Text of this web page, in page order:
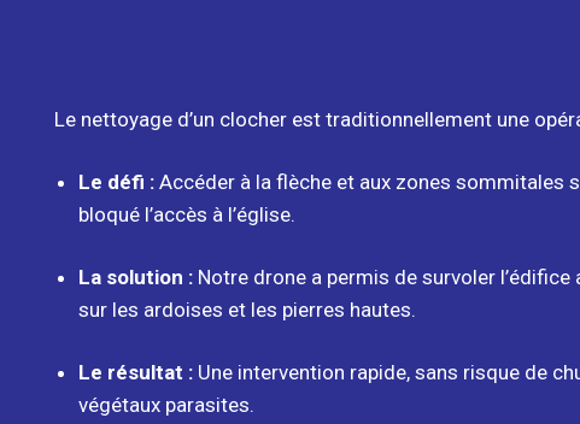
Le nettoyage d’un clocher est traditionnellement une
Le défi : Accéder à la flèche et aux zones sommitales
bloqué l’accès à l’église.
La solution : Notre drone a permis de survoler
sur les ardoises et les pierres hautes.
Le résultat : Une intervention rapide, sans risque de
végétaux parasites.